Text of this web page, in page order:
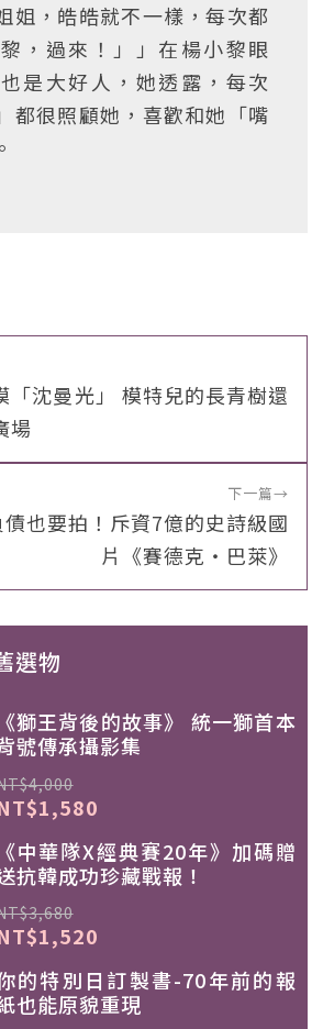
姐，皓皓就不一樣，每次都
，過來！」」在楊小黎眼
是大好人，她透露，每次
都很照顧她，喜歡和她「嘴
「沈曼光」 模特兒的長青樹還
場
下一篇→
也要拍！斥資7億的史詩級國
片《賽德克・巴萊》
選物
《獅王背後的故事》 統一獅首本
號傳承攝影集
《中華隊X經典賽20年》加碼贈
抗韓成功珍藏戰報！
的特別日訂製書-70年前的報
也能原貌重現